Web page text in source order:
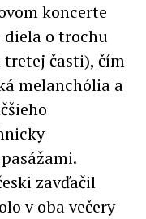
koncerte
diela o trochu
časti), čím
melanchólia a
zavďačil
v oba večery